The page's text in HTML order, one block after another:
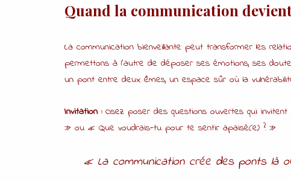
Quand la communication
La communication bienveillante peut transformer les
permettons à l’autre de déposer ses émotions, ses
un pont entre deux êmes, un espace sûr où la
Invitation :Osez poser des questions ouvertes qui
» ou « Que voudrais-tu pour te sentir apaisé(e) ? »
« La communication crée des ponts